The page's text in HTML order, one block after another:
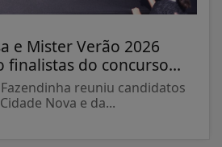
e Mister Verão 2026
finalistas do concurso...
reuniu candidatos
Nova e da...